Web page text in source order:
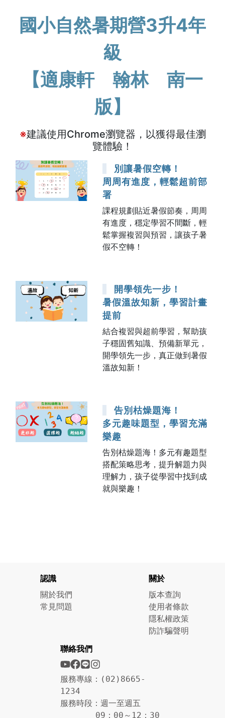
國小自然暑期營3升4年
級
【適康軒 翰林 南一
版】
※建議使用Chrome瀏覽器，以獲得最佳瀏
覽體驗！
別讓暑假空轉！
周周有進度，輕鬆超前部
署
課程規劃貼近暑假節奏，周周
有進度，穩定學習不間斷，輕
鬆掌握複習與預習，讓孩子暑
假不空轉！
開學領先一步！
暑假溫故知新，學習計畫
提前
結合複習與超前學習，幫助孩
子穩固舊知識、預備新單元，
開學領先一步，真正做到暑假
溫故知新！
告別枯燥題海！
多元趣味題型，學習充滿
樂趣
告別枯燥題海！多元有趣題型
搭配策略思考，提升解題力與
理解力，孩子從學習中找到成
就與樂趣！
認識
關於我們
常見問題
關於
版本查詢
使用者條款
隱私權政策
防詐騙聲明
聯絡我們
服務專線：(02)8665-
1234
服務時段：週一至週五
09：00～12：30